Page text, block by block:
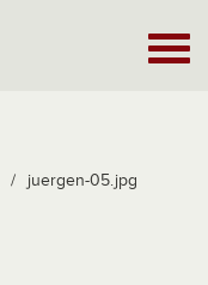
/ juergen-05.jpg